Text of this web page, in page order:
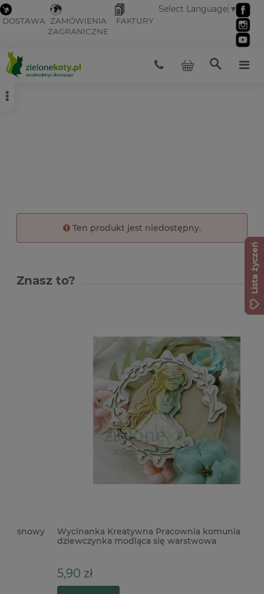
DOSTAWA ZAMÓWIENIA
ZAGRANICZNE
FAKTURY
Select Language ▼
Ten produkt jest niedostępny.
Znasz to?
Wycinanka Kreatywna Pracownia komunia
dziewczynka modląca się warstwowa
5,90 zł
Lista życzeń